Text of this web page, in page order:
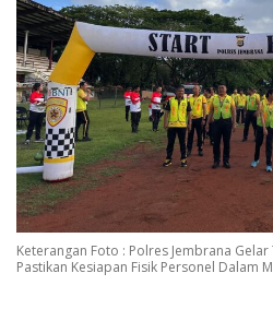
Keterangan Foto : Polres Jembrana Gelar
Pastikan Kesiapan Fisik Personel Dalam